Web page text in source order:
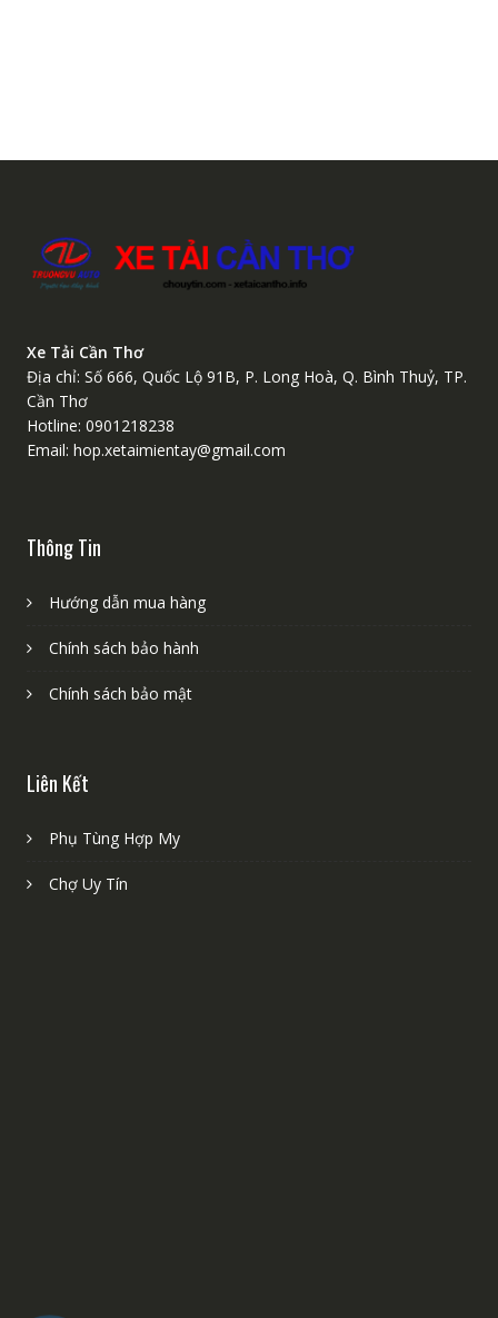
Xe Tải Cần Thơ
Địa chỉ: Số 666, Quốc Lộ 91B, P. Long Hoà, Q. Bình Thuỷ, TP.
Cần Thơ
Hotline: 0901218238
Email: hop.xetaimientay@gmail.com
Thông Tin
Hướng dẫn mua hàng
Chính sách bảo hành
Chính sách bảo mật
Liên Kết
Phụ Tùng Hợp My
Chợ Uy Tín